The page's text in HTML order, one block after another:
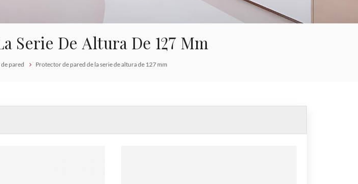
Tiếng việt
Serie De Altura De 127 Mm
pared Protector de pared de la serie de altura de 127 mm